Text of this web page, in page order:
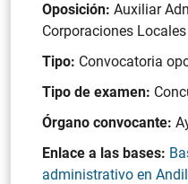
Oposición: Auxiliar
Corporaciones Locales
Tipo: Convocatoria
Tipo de examen:
Órgano convocante:
Enlace a las bases:
administrativo en